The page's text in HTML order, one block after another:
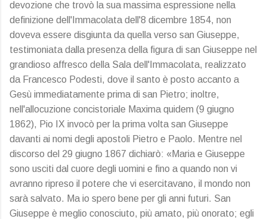
devozione che trovò la sua massima espressione nella
definizione dell'Immacolata dell'8 dicembre 1854, non
doveva essere disgiunta da quella verso san Giuseppe,
testimoniata dalla presenza della figura di san Giuseppe nel
grandioso affresco della Sala dell'Immacolata, realizzato
da Francesco Podesti, dove il santo è posto accanto a
Gesù immediatamente prima di san Pietro; inoltre,
nell'allocuzione concistoriale Maxima quidem (9 giugno
1862), Pio IX invocò per la prima volta san Giuseppe
davanti ai nomi degli apostoli Pietro e Paolo. Mentre nel
discorso del 29 giugno 1867 dichiarò: «Maria e Giuseppe
sono usciti dal cuore degli uomini e fino a quando non vi
avranno ripreso il potere che vi esercitavano, il mondo non
sarà salvato. Ma io spero bene per gli anni futuri. San
Giuseppe è meglio conosciuto, più amato, più onorato; egli